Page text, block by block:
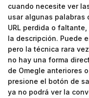
cuando necesite ver
usar algunas palabras
URL perdida o
la descripción. Puede
pero la técnica rara
no hay una forma
de Omegle anteriores
presione el botón de
ya no podrá ver la